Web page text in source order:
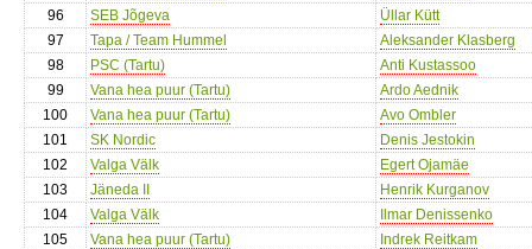
96
SEB Jõgeva
Üllar Kütt
97
Tapa / Team Hummel
Aleksander Klasberg
98
PSC (Tartu)
Anti Kustassoo
99
Vana hea puur (Tartu)
Ardo Aednik
100
Vana hea puur (Tartu)
Avo Ombler
101
SK Nordic
Denis Jestokin
102
Valga Välk
Egert Ojamäe
103
Jäneda II
Henrik Kurganov
104
Valga Välk
Ilmar Denissenko
105
Vana hea puur (Tartu)
Indrek Reitkam